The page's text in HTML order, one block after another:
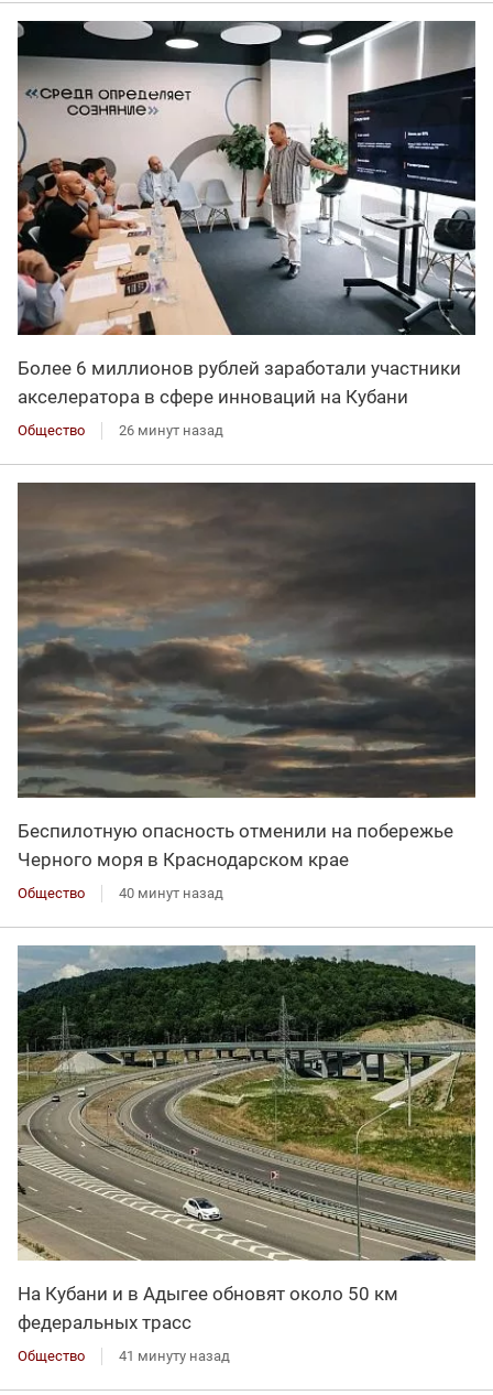
Более 6 миллионов рублей заработали участники
акселератора в сфере инноваций на Кубани
Общество 26 минут назад
Беспилотную опасность отменили на побережье
Черного моря в Краснодарском крае
Общество 40 минут назад
На Кубани и в Адыгее обновят около 50 км
федеральных трасс
Общество 41 минуту назад